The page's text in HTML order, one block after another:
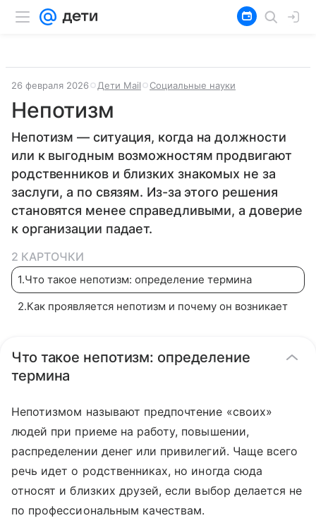
26 февраля 2026 Дети Mail Социальные науки
Непотизм
Непотизм — ситуация, когда на должности
или к выгодным возможностям продвигают
родственников и близких знакомых не за
заслуги, а по связям. Из-за этого решения
становятся менее справедливыми, а доверие
к организации падает.
2 КАРТОЧКИ
1.Что такое непотизм: определение термина
2.Как проявляется непотизм и почему он возникает
Что такое непотизм: определение
термина
Непотизмом называют предпочтение «своих»
людей при приеме на работу, повышении,
распределении денег или привилегий. Чаще всего
речь идет о родственниках, но иногда сюда
относят и близких друзей, если выбор делается не
по профессиональным качествам.